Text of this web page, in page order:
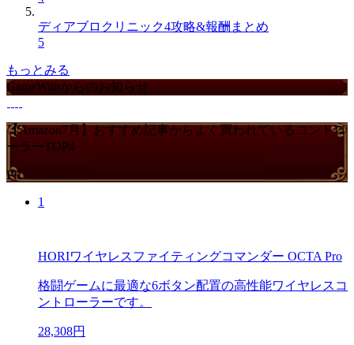
ディアブロクリニック4攻略&報酬まとめ
5
もっとみる
GameWithからのお知らせ
【Amazon7月】おすすめ記事からよく買われているコントロ
ーラーTOP4
PR
1
HORIワイヤレスファイティングコマンダー OCTA Pro
格闘ゲームに最適な6ボタン配置の高性能ワイヤレスコ
ントローラーです。
28,308円